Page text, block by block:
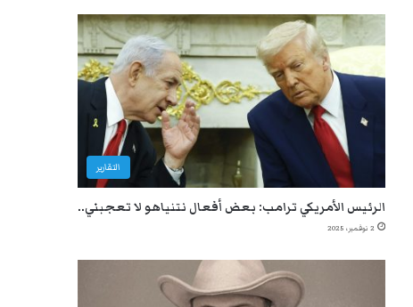
التقارير
الرئيس الأمريكي ترامب: بعض أفعال نتنياهو لا تعجبني..
2 نوفمبر، 2025